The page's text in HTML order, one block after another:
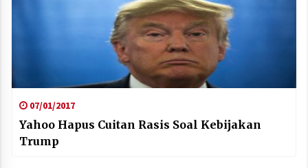
07/01/2017
Yahoo Hapus Cuitan Rasis Soal Kebijakan
Trump